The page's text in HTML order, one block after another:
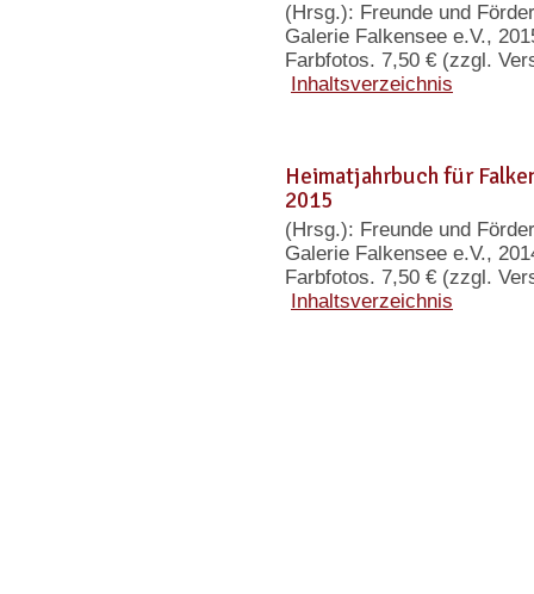
(Hrsg.): Freunde und
Galerie Falkensee e.V.,
Farbfotos. 7,50 € (zzgl.
Inhaltsverzeichnis
Heimatjahrbuch für
2015
(Hrsg.): Freunde und
Galerie Falkensee e.V.,
Farbfotos. 7,50 € (zzgl.
Inhaltsverzeichnis